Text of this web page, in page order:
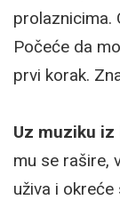
prolaznicima.
Počeće da
prvi korak.
Uz muziku iz
mu se rašire,
uživa i